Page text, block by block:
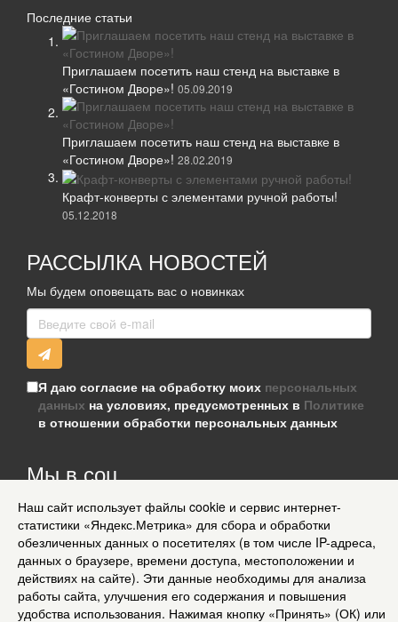
Последние статьи
Приглашаем посетить наш стенд на выставке в
«Гостином Дворе»! 05.09.2019
Приглашаем посетить наш стенд на выставке в
«Гостином Дворе»! 28.02.2019
Крафт-конверты с элементами ручной работы!
05.12.2018
РАССЫЛКА НОВОСТЕЙ
Мы будем оповещать вас о новинках
Я даю согласие на обработку моих персональных
данных на условиях, предусмотренных в Политике
в отношении обработки персональных данных
Мы в соц
сетях
Информация для клиентов
Согласие на обработку персональных данных
О нас
Доставка
Политика конфиденциальности и защита информации
Условия соглашения
Наш сайт использует файлы cookie и сервис интернет-
статистики «Яндекс.Метрика» для сбора и обработки
обезличенных данных о посетителях (в том числе IP-адреса,
данных о браузере, времени доступа, местоположении и
действиях на сайте). Эти данные необходимы для анализа
работы сайта, улучшения его содержания и повышения
удобства использования. Нажимая кнопку «Принять» (ОК) или